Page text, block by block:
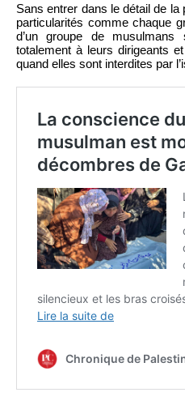
Sans entrer dans le détail de
particularités comme chaque
d’un groupe de
totalement à leurs dirigeants
quand elles sont interdites par